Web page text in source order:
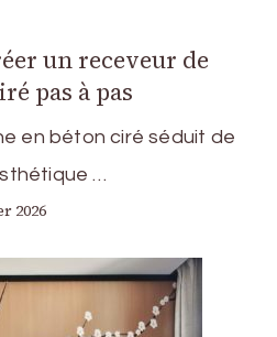
un receveur de
pas à pas
en béton ciré séduit de
…
2026